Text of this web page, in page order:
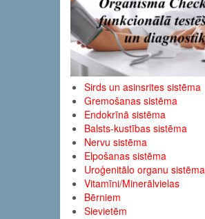
Sirds un asinsrites sistēma
Gremošanas sistēma
Endokrīnā sistēma
Balsts-kustības sistēma
Nervu sistēma
Elpošanas sistēma
Uroģenitālo organu sistēma
Vitamīni/Minerālvielas
Bērniem
Sievietēm